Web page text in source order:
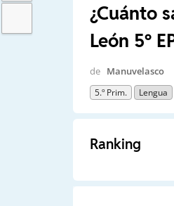
¿Cuánto
León 5º
de Manuvelasco
5.º Prim. Lengua
Ranking